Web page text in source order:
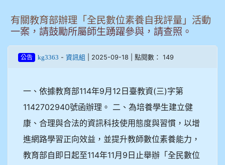
有關教育部辦理「全民數位素養自我評量」活動
一案，請鼓勵所屬師生踴躍參與，請查照。
公告 kg3363 - 資訊組 | 2025-09-18 | 點閱數： 149
一、依據教育部114年9月12日臺教資(三)字第
1142702940號函辦理。 二、為培養學生建立健
康、合理與合法的資訊科技使用態度與習慣，以增
進網路學習正向效益，並提升教師數位素養能力，
教育部自即日起至114年11月9日止舉辦「全民數位